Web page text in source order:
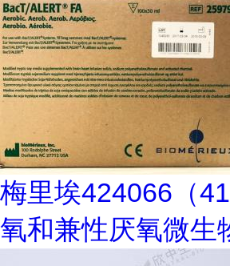
梅里埃424066（
氧和兼性厌氧微生